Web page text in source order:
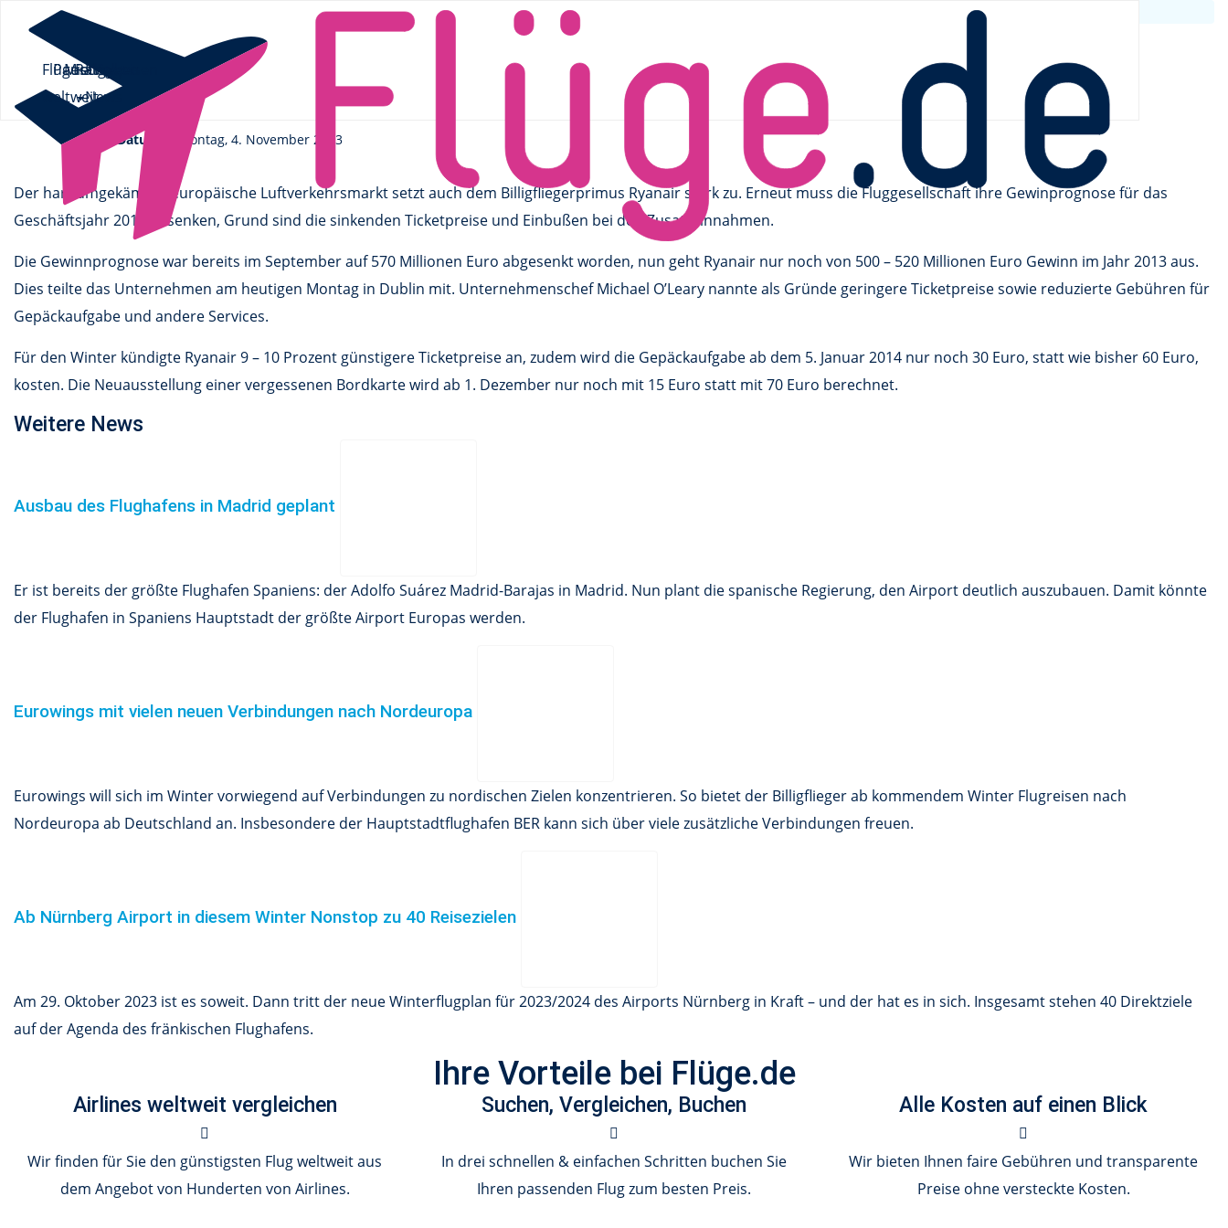
Flüge
weltweit
Pauschalreisen
Mietwagen
Ratgeber
Flüge
News
Flüge.de» » Ryanair senkt Gewinnprognose für 2013 erneut
Ryanair senkt Gewinnprognose für 2013 erneut
Datum Montag, 4. November 2013
Der hart umgekämpte europäische Luftverkehrsmarkt setzt auch dem Billigfliegerprimus Ryanair stark zu. Erneut muss die Fluggesellschaft ihre Gewinprognose für das
Geschäftsjahr 2013 absenken, Grund sind die sinkenden Ticketpreise und Einbußen bei den Zusatzeinnahmen.
Die Gewinnprognose war bereits im September auf 570 Millionen Euro abgesenkt worden, nun geht Ryanair nur noch von 500 – 520 Millionen Euro Gewinn im Jahr 2013 aus.
Dies teilte das Unternehmen am heutigen Montag in Dublin mit. Unternehmenschef Michael O’Leary nannte als Gründe geringere Ticketpreise sowie reduzierte Gebühren für
Gepäckaufgabe und andere Services.
Für den Winter kündigte Ryanair 9 – 10 Prozent günstigere Ticketpreise an, zudem wird die Gepäckaufgabe ab dem 5. Januar 2014 nur noch 30 Euro, statt wie bisher 60 Euro,
kosten. Die Neuausstellung einer vergessenen Bordkarte wird ab 1. Dezember nur noch mit 15 Euro statt mit 70 Euro berechnet.
Weitere News
Ausbau des Flughafens in Madrid geplant
Er ist bereits der größte Flughafen Spaniens: der Adolfo Suárez Madrid-Barajas in Madrid. Nun plant die spanische Regierung, den Airport deutlich auszubauen. Damit könnte
der Flughafen in Spaniens Hauptstadt der größte Airport Europas werden.
Eurowings mit vielen neuen Verbindungen nach Nordeuropa
Eurowings will sich im Winter vorwiegend auf Verbindungen zu nordischen Zielen konzentrieren. So bietet der Billigflieger ab kommendem Winter Flugreisen nach
Nordeuropa ab Deutschland an. Insbesondere der Hauptstadtflughafen BER kann sich über viele zusätzliche Verbindungen freuen.
Ab Nürnberg Airport in diesem Winter Nonstop zu 40 Reisezielen
Am 29. Oktober 2023 ist es soweit. Dann tritt der neue Winterflugplan für 2023/2024 des Airports Nürnberg in Kraft – und der hat es in sich. Insgesamt stehen 40 Direktziele
auf der Agenda des fränkischen Flughafens.
Ihre Vorteile bei Flüge.de
Airlines weltweit vergleichen
Wir finden für Sie den günstigsten Flug weltweit aus
dem Angebot von Hunderten von Airlines.
Suchen, Vergleichen, Buchen
In drei schnellen & einfachen Schritten buchen Sie
Ihren passenden Flug zum besten Preis.
Alle Kosten auf einen Blick
Wir bieten Ihnen faire Gebühren und transparente
Preise ohne versteckte Kosten.